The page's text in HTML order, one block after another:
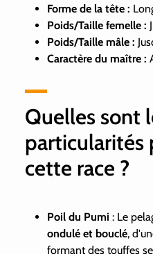
Forme de la tête :
Poids/Taille femelle :
Poids/Taille mâle :
Caractère du maître :
Quelles sont
particularités
cette race ?
Poil du Pumi : Le
ondulé et bouclé,
formant des touffes